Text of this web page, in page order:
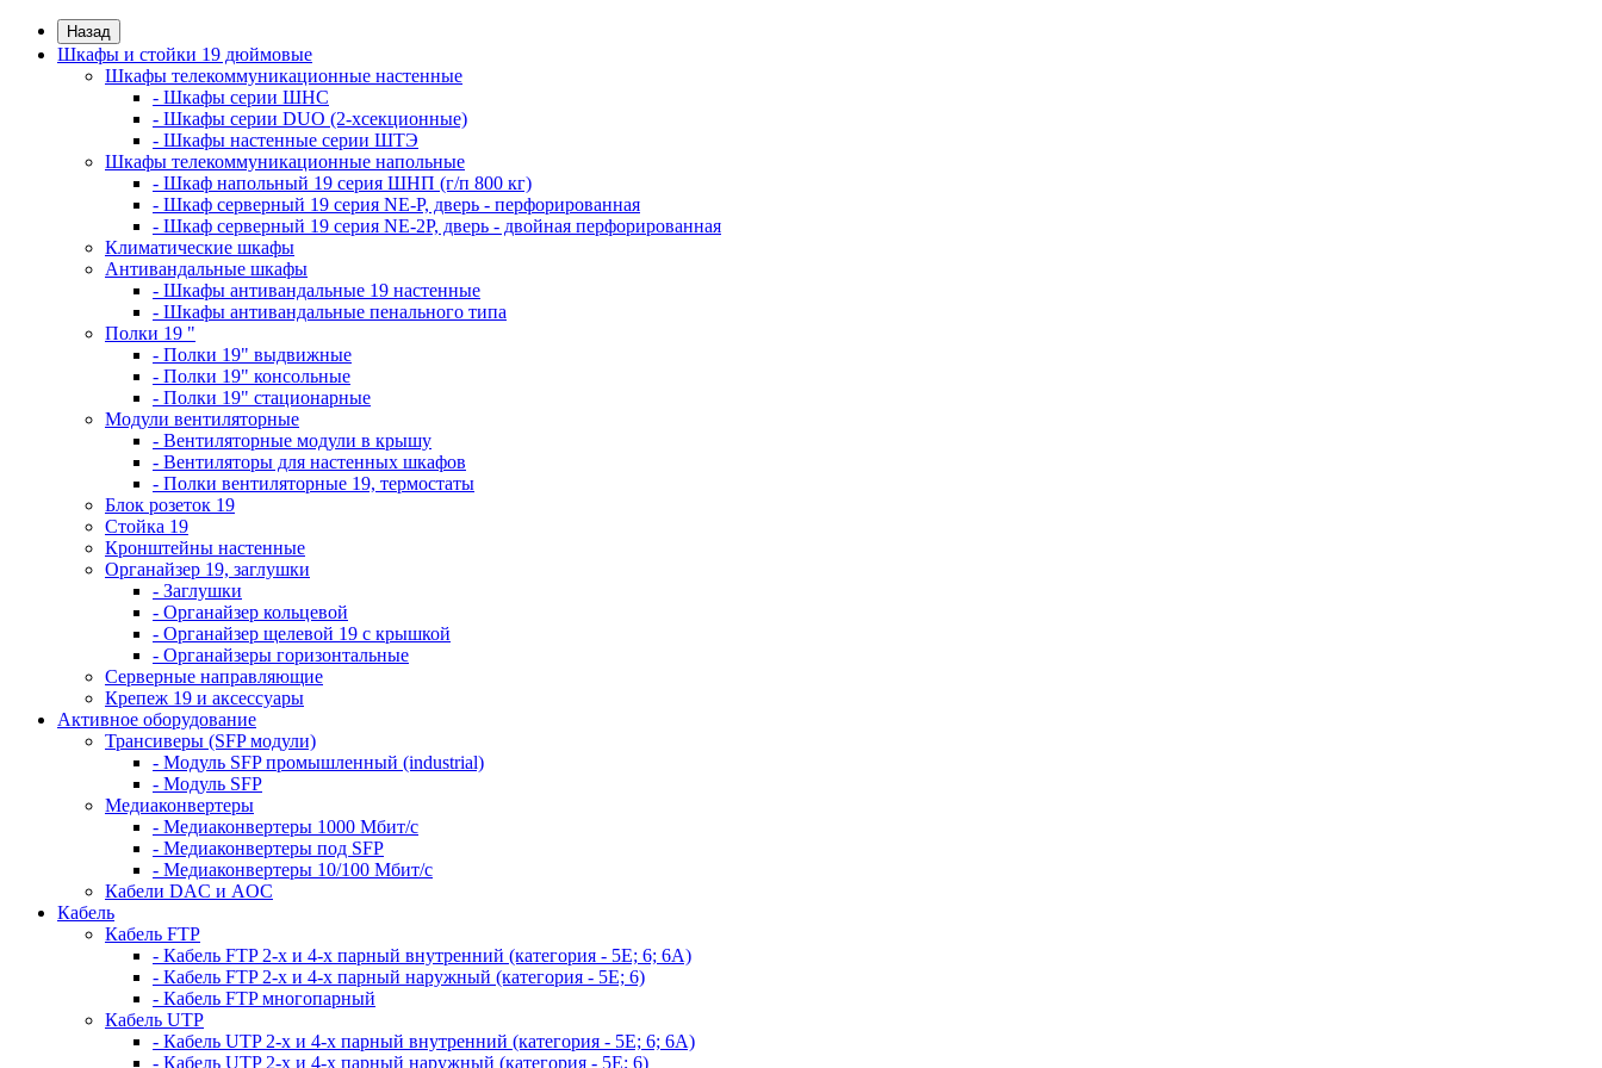
Назад
Шкафы и стойки 19 дюймовые
Шкафы телекоммуникационные настенные
- Шкафы серии ШНС
- Шкафы серии DUO (2-хсекционные)
- Шкафы настенные серии ШТЭ
Шкафы телекоммуникационные напольные
- Шкаф напольный 19 серия ШНП (г/п 800 кг)
- Шкаф серверный 19 серия NE-P, дверь - перфорированная
- Шкаф серверный 19 серия NE-2P, дверь - двойная перфорированная
Климатические шкафы
Антивандальные шкафы
- Шкафы антивандальные 19 настенные
- Шкафы антивандальные пенального типа
Полки 19 "
- Полки 19" выдвижные
- Полки 19" консольные
- Полки 19" стационарные
Модули вентиляторные
- Вентиляторные модули в крышу
- Вентиляторы для настенных шкафов
- Полки вентиляторные 19, термостаты
Блок розеток 19
Стойка 19
Кронштейны настенные
Органайзер 19, заглушки
- Заглушки
- Органайзер кольцевой
- Органайзер щелевой 19 с крышкой
- Органайзеры горизонтальные
Серверные направляющие
Крепеж 19 и аксессуары
Активное оборудование
Трансиверы (SFP модули)
- Модуль SFP промышленный (industrial)
- Модуль SFP
Медиаконвертеры
- Медиаконвертеры 1000 Мбит/с
- Медиаконвертеры под SFP
- Медиаконвертеры 10/100 Мбит/с
Кабели DAC и AOC
Кабель
Кабель FTP
- Кабель FTP 2-х и 4-х парный внутренний (категория - 5Е; 6; 6А)
- Кабель FTP 2-х и 4-х парный наружный (категория - 5Е; 6)
- Кабель FTP многопарный
Кабель UTP
- Кабель UTP 2-х и 4-х парный внутренний (категория - 5Е; 6; 6А)
- Кабель UTP 2-х и 4-х парный наружный (категория - 5Е; 6)